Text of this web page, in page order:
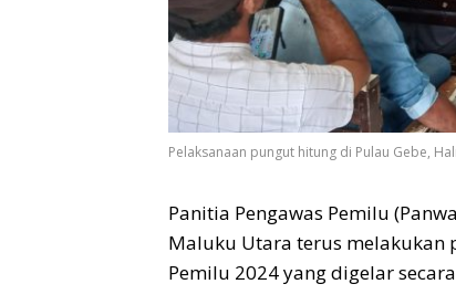
Pelaksanaan pungut hitung di Pulau Gebe,
Panitia Pengawas Pemilu
Maluku Utara terus melakukan
Pemilu 2024 yang digelar